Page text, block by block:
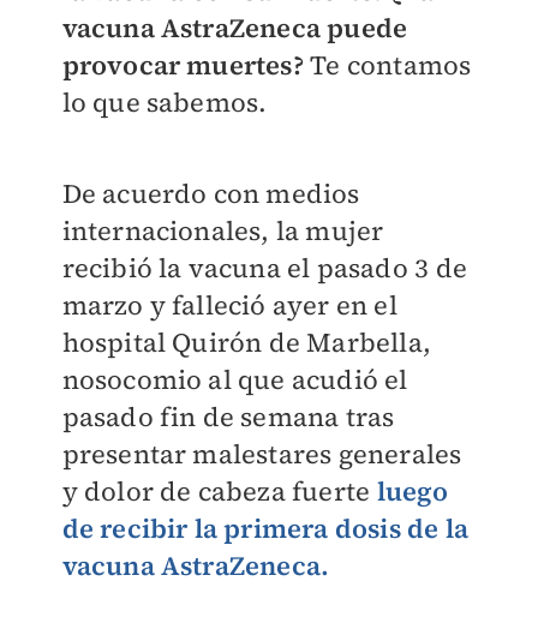
vacuna AstraZeneca puede
provocar muertes?Te contamos
lo que sabemos.
De acuerdo con medios
internacionales, la mujer
recibió la vacuna el pasado 3 de
marzo y falleció ayer en el
hospital Quirón de Marbella,
nosocomio al que acudió el
pasado fin de semana tras
presentar malestares generales
y dolor de cabeza fuerte luego
de recibir la primera dosis de la
vacuna AstraZeneca.